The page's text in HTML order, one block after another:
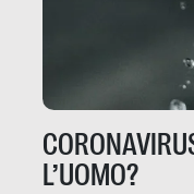
L’UOMO?